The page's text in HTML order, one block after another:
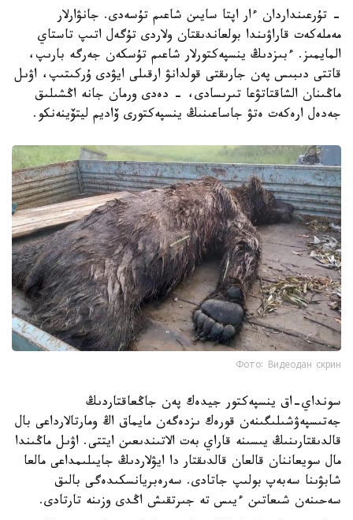
- تۇرعىنداردان ءار اپتا سايىن شاعىم تۇسەدى. جانۋارلار
مەملەكەت قاراۋىندا بولعاندىقتان ولاردى تۇگەل اتىپ تاستاي
المايمىز. ءبىزدىڭ ينسپەكتورلار شاعىم تۇسكەن جەرگە بارىپ،
قاتتى دىبىس پەن جارىقتى قولدانۋ ارقىلى ايۋدى ۇركىتىپ، اۋىل
ماڭىنان الشاقتاتۋعا تىرىسادى، - دەدى ورمان جانە اڭشىلىق
جەدەل ارەكەت ەتۋ جاساعىنىڭ ينسپەكتورى ۆاديم ليتۆينەنكو.
Фото: Видеодан скрин
سونداي-اق ينسپەكتور جيدەك پەن جاڭعاقتاردىڭ
جەتىسپەۋشىلىگىنەن قورەك ىزدەگەن مايماق اڭ ومارتالارداعى بال
قالدىقتارىنىڭ يىسىنە قاراي بەت الاتىندىعىن ايتتى. اۋىل ماڭىندا
مال سويعاننان قالعان قالدىقتار دا ايۋلاردىڭ جايىلىمداعى مالعا
شابۋىنا سەبەپ بولىپ جاتادى. سەرەبريانسكىدەگى بالىق
سەحىنەن شىعاتىن ءيىس تە جىرتقىش اڭدى وزىنە تارتادى.